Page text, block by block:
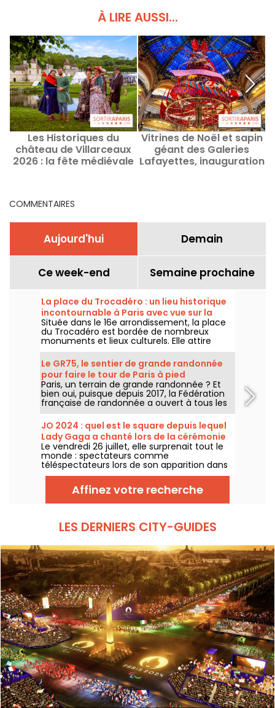
À LIRE AUSSI...
Les Historiques du
château de Villarceaux
2026 : la fête médiévale
Vitrines de Noël et sapin
géant des Galeries
Lafayettes, inauguration
COMMENTAIRES
Aujourd'hui Demain
Ce week-end Semaine prochaine
La place du Trocadéro : un lieu historique
incontournable à Paris avec vue sur la
Tour Eiffel
Située dans le 16e arrondissement, la place
du Trocadéro est bordée de nombreux
monuments et lieux culturels. Elle attire
autant les touristes que les Parisiens de
toujours grâce à sa vue imprenable sur la
Tour Eiffel.
Le GR75, le sentier de grande randonnée
pour faire le tour de Paris à pied
Paris, un terrain de grande randonnée ? Et
bien oui, puisque depuis 2017, la Fédération
française de randonnée a ouvert à tous les
amateurs de marche un sentier
entièrement balisé, pour faire le tour de
Paris.
JO 2024 : quel est le square depuis lequel
Lady Gaga a chanté lors de la cérémonie
d'ouverture ?
Le vendredi 26 juillet, elle surprenait tout le
monde : spectateurs comme
téléspectateurs lors de son apparition dans
une très belle robe noire, entourée de
pompons rose. Mais où se trouvait la
chanteuse ? Le lieu est-il ouvert au public ?
Affinez votre recherche
LES DERNIERS CITY-GUIDES